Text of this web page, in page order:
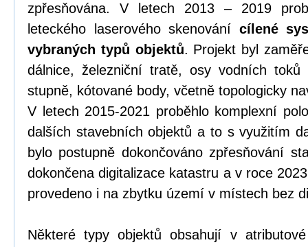
zpřesňována. V letech 2013 – 2019
leteckého laserového skenování cílené
vybraných typů objektů. Projekt byl
dálnice, železniční tratě, osy vodních
stupně, kótované body, včetně topologicky
V letech 2015-2021 proběhlo komplexní
dalších stavebních objektů a to s využitím
bylo postupně dokončováno zpřesňování
dokončena digitalizace katastru a v roce
provedeno i na zbytku území v místech bez
Některé typy objektů obsahují v